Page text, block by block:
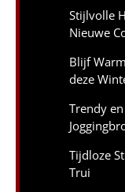
Stijlvolle
Nieuwe
Blijf
deze
Trendy
Tijdloze
Trui